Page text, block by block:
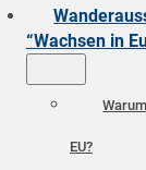
“Wachsen in
EU?